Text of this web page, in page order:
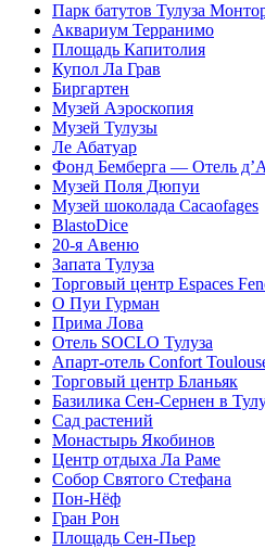
Парк батутов Тулуза
Аквариум Терранимо
Площадь Капитолия
Купол Ла Грав
Биргартен
Музей Аэроскопия
Музей Тулузы
Ле Абатуар
Фонд Бемберга — Отель
Музей Поля Дюпуи
Музей шоколада Cacaofages
BlastoDice
20-я Авеню
Запата Тулуза
Торговый центр Espaces
О Пуи Гурман
Прима Лова
Отель SOCLO Тулуза
Апарт-отель Confort
Торговый центр Бланьяк
Базилика Сен-Сернен в
Сад растений
Монастырь Якобинов
Центр отдыха Ла Раме
Собор Святого Стефана
Пон-Нёф
Гран Рон
Площадь Сен-Пьер